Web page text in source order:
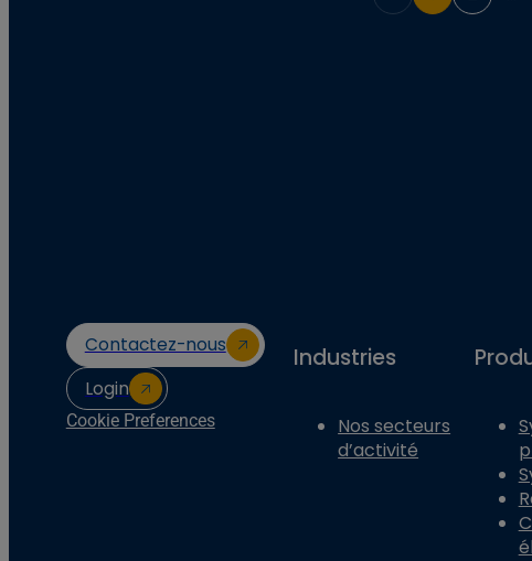
Contactez-nous
Login
Cookie Preferences
Industries
Nos secteurs
d’activité